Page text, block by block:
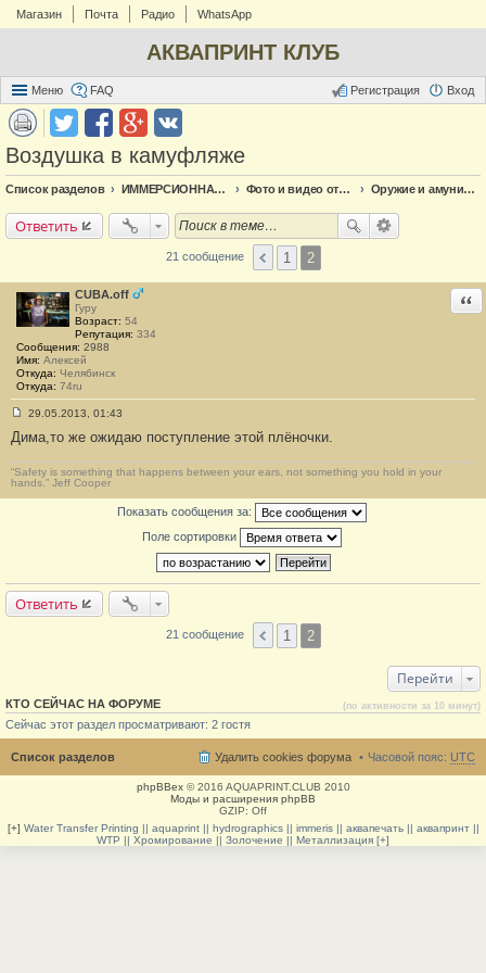
Магазин Почта Радио WhatsApp
АКВАПРИНТ КЛУБ
Меню FAQ Вход
Регистрация
Воздушка в камуфляже
Список разделов ИММЕРСИОННАЯ ПЕЧАТЬ Фото и видео отчёт по аквапечати Оружие и амуниция
Ответить
21 сообщение 1 2
CUBA.off
Гуру
Возраст: 54
Репутация: 334
Сообщения: 2988
Имя: Алексей
Откуда: Челябинск
Откуда: 74ru
о
б
щ
е
н
29.05.2013, 01:43
Дима,то же ожидаю поступление этой плёночки.
“Safety is something that happens between your ears, not something you hold in your
hands.” Jeff Cooper
Показать сообщения за:
Поле сортировки
Ответить
21 сообщение 1 2
Перейти
КТО СЕЙЧАС НА ФОРУМЕ (по активности за 10 минут)
Сейчас этот раздел просматривают: 2 гостя
Список разделов Часовой пояс: UTC
Удалить cookies форума
phpBBex© 2016 AQUAPRINT.CLUB 2010
Моды и расширения phpBB
GZIP: Off
[+] Water Transfer Printing || aquaprint || hydrographics || immeris || аквапечать || аквапринт ||
WTP || Хромирование || Золочение || Металлизация [+]